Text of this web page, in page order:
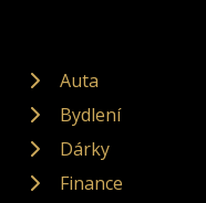
Auta
Bydlení
Dárky
Finance